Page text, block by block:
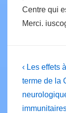
Centre qui
Merci.
Post
Previous
Post
is
‹ Les effets
terme de la